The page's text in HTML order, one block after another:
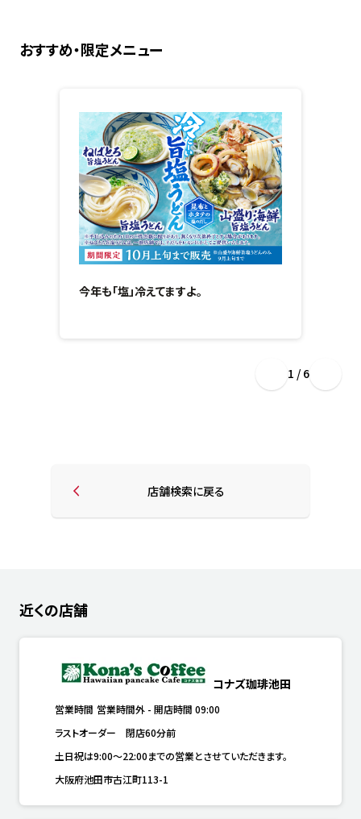
おすすめ・限定メニュー
今年も「塩」冷えてますよ。
1 / 6
店舗検索に戻る
近くの店舗
コナズ珈琲池田
営業時間 営業時間外 - 開店時間 09:00
ラストオーダー　閉店60分前
土日祝は9:00～22:00までの営業とさせていただきます。
大阪府池田市古江町113-1